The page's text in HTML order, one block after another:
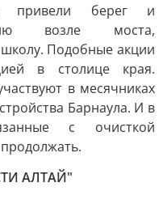
привели берег и
возле моста,
Подобные акции
в столице края.
в месячниках
Барнаула. И в
с очисткой
АЛТАЙ"